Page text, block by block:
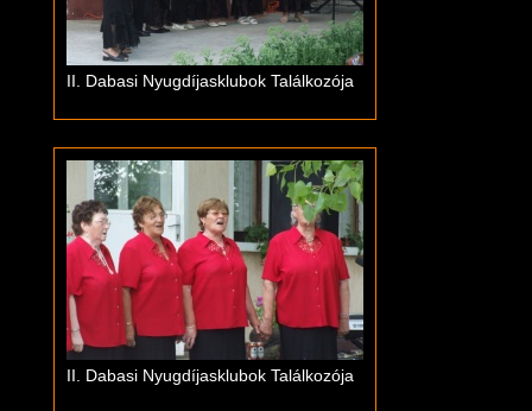
II. Dabasi Nyugdíjasklubok Találkozója
II. Dabasi Nyugdíjasklubok Találkozója